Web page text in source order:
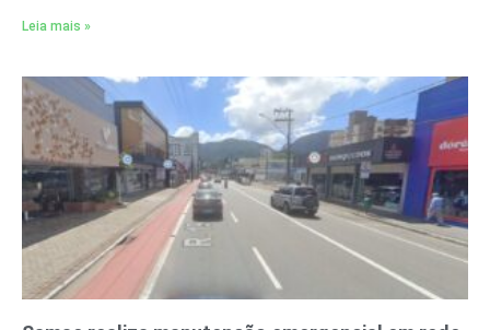
Leia mais »